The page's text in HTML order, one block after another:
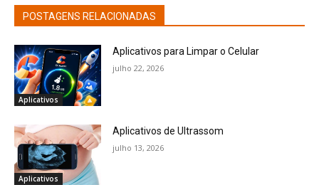
POSTAGENS RELACIONADAS
Aplicativos
Aplicativos para Limpar o Celular
julho 22, 2026
Aplicativos
Aplicativos de Ultrassom
julho 13, 2026